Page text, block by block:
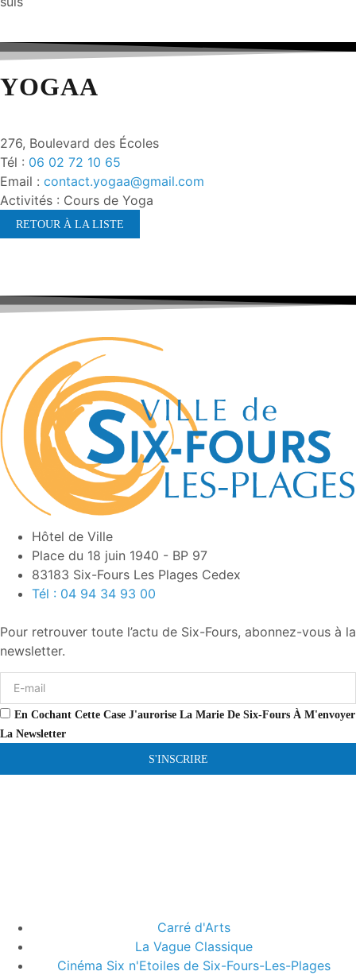
YOGAA
276, Boulevard des Écoles
Tél : 06 02 72 10 65
Email : contact.yogaa@gmail.com
Activités : Cours de Yoga
RETOUR À LA LISTE
Hôtel de Ville
Place du 18 juin 1940 - BP 97
83183 Six-Fours Les Plages Cedex
Tél : 04 94 34 93 00
Pour retrouver toute l’actu de Six-Fours, abonnez-vous à la
newsletter.
En Cochant Cette Case J'aurorise La Marie De Six-Fours À M'envoyer
La Newsletter
S'INSCRIRE
Carré d'Arts
La Vague Classique
Cinéma Six n'Etoiles de Six-Fours-Les-Plages